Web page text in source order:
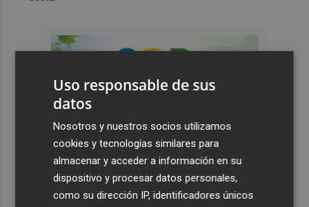
Uso responsable de sus
datos
Nosotros y nuestros socios utilizamos
cookies y tecnologías similares para
almacenar y acceder a información en su
dispositivo y procesar datos personales,
como su dirección IP, identificadores únicos